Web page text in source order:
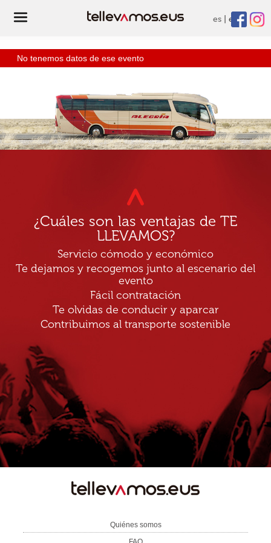
es eu
No tenemos datos de ese evento
¿Cuáles son las ventajas de TE
LLEVAMOS?
Servicio cómodo y económico
Te dejamos y recogemos junto al escenario del
evento
Fácil contratación
Te olvidas de conducir y aparcar
Contribuimos al transporte sostenible
Quiénes somos